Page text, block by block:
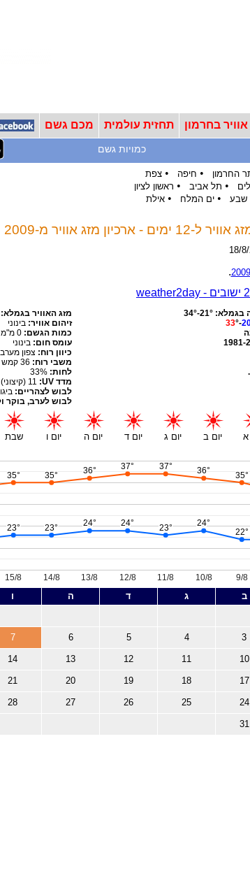
בחרמון תחזית עולמית מכם גשם
כמויות גשם
החרמון • חיפה •צפת
• תל אביב • ראשון לציון
שבע •ים המלח •אילת
מזג אוויר מ-2009
.